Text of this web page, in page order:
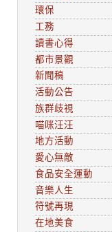
環保
工務
讀書心得
都市景觀
新聞稿
活動公告
族群歧視
喵咪汪汪
地方活動
愛心無敵
食品安全運動
音樂人生
符號再現
在地美食